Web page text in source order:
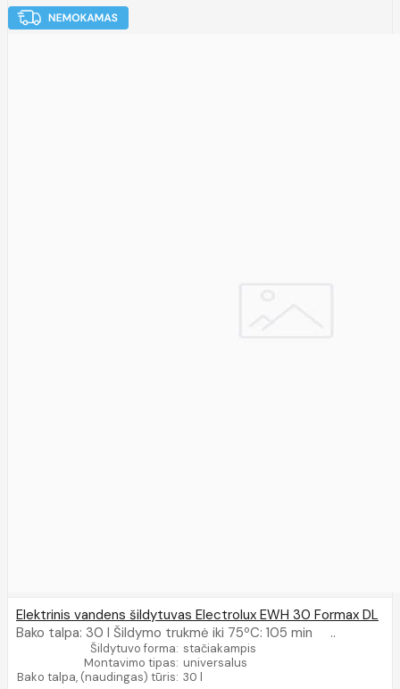
Elektrinis vandens šildytuvas Electrolux EWH 30 Formax DL
Bako talpa: 30 l Šildymo trukmė iki 75ºC: 105 min ..
Šildytuvo forma: stačiakampis
Montavimo tipas: universalus
Bako talpa, (naudingas) tūris: 30 l